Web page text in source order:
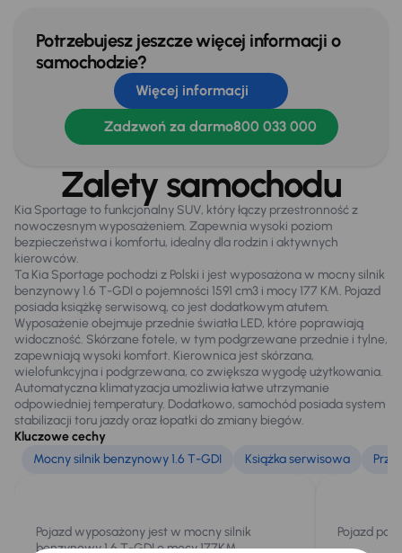
Przciemniane szyby
Skórzana kierownica
Skorzane siedzenia
Stereo
Tempomat
WSP. KIEROWNICY
Zamek centralny
Na zewnątrz
Automatyczne swiatla dzienne
Bezkluczowe otwieranie auta
Czujniki parkowania prz. i tył
Dzienne swiatla LED
Elektryczne lusterka
Potrzebujesz jeszcze więcej informacji o
samochodzie?
Więcej informacji
Zadzwoń za darmo800 033 000
Zalety samochodu
Kia Sportage to funkcjonalny SUV, który łączy przestronność z
nowoczesnym wyposażeniem. Zapewnia wysoki poziom
bezpieczeństwa i komfortu, idealny dla rodzin i aktywnych
kierowców.
Ta Kia Sportage pochodzi z Polski i jest wyposażona w mocny silnik
benzynowy 1.6 T-GDI o pojemności 1591 cm3 i mocy 177 KM. Pojazd
posiada książkę serwisową, co jest dodatkowym atutem.
Wyposażenie obejmuje przednie światła LED, które poprawiają
widoczność. Skórzane fotele, w tym podgrzewane przednie i tylne,
zapewniają wysoki komfort. Kierownica jest skórzana,
wielofunkcyjna i podgrzewana, co zwiększa wygodę użytkowania.
Automatyczna klimatyzacja umożliwia łatwe utrzymanie
odpowiedniej temperatury. Dodatkowo, samochód posiada system
stabilizacji toru jazdy oraz łopatki do zmiany biegów.
Kluczowe cechy
Mocny silnik benzynowy 1.6 T-GDI
Książka serwisowa
Pojazd wyposażony jest w mocny silnik
benzynowy 1.6 T-GDI o mocy 177KM.
Pojazd